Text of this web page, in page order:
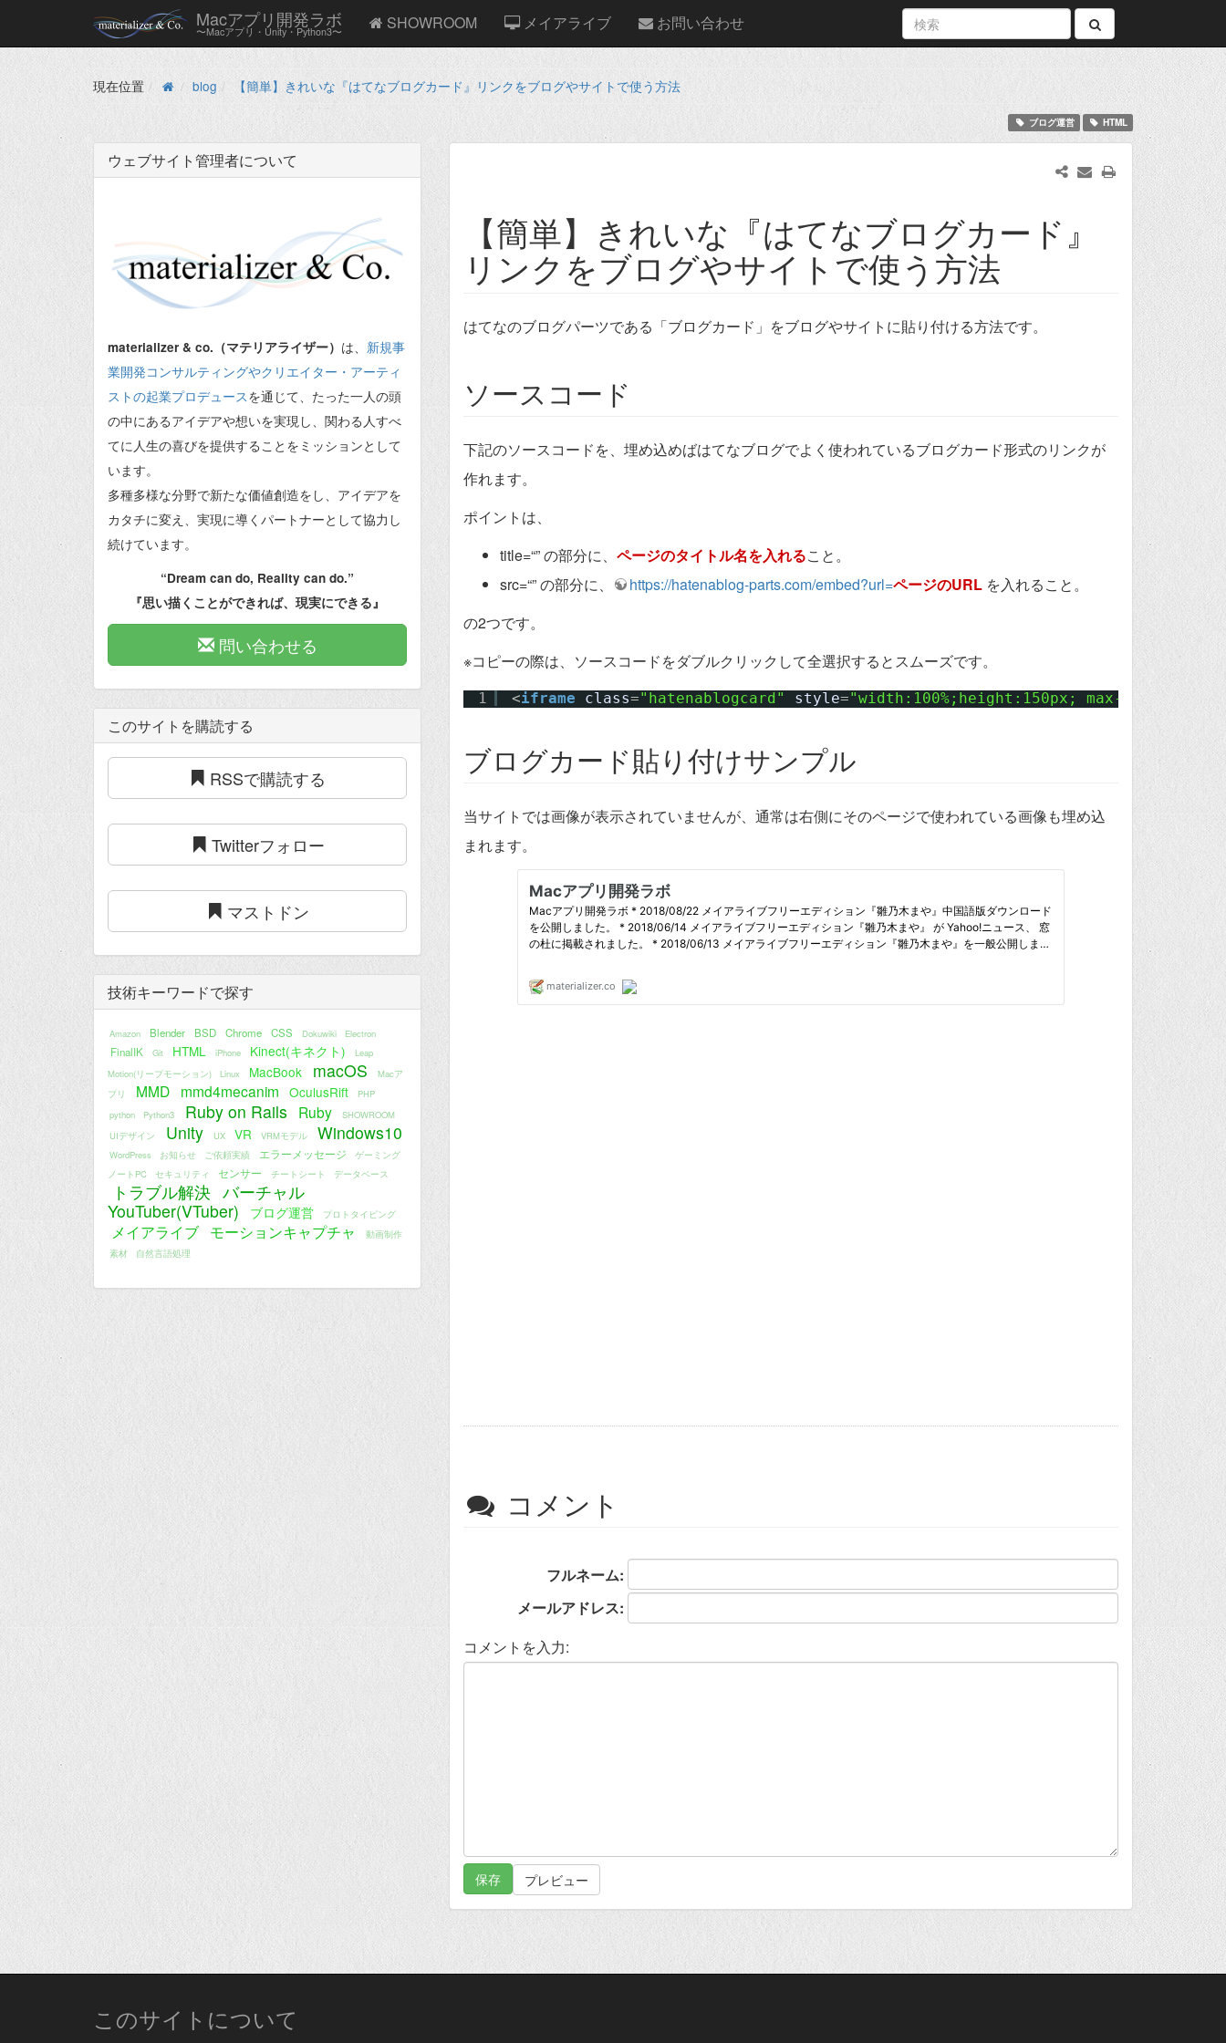
Macアプリ開発ラボ
〜Macアプリ・Unity・Python3〜 SHOWROOM メイアライブ お問い合わせ
現在位置 blog 【簡単】きれいな『はてなブログカード』リンクをブログやサイトで使う方法
ブログ運営 HTML
ウェブサイト管理者について
materializer & co.（マテリアライザー） は、 新規事
業開発コンサルティングやクリエイター・アーティ
ストの起業プロデュースを通じて、たった一人の頭
の中にあるアイデアや想いを実現し、関わる人すべ
てに人生の喜びを提供することをミッションとして
います。
多種多様な分野で新たな価値創造をし、アイデアを
カタチに変え、実現に導くパートナーとして協力し
続けています。
“Dream can do, Reality can do.”
『思い描くことができれば、現実にできる』
問い合わせる
このサイトを購読する
RSSで購読する
Twitterフォロー
マストドン
技術キーワードで探す
Amazon Blender BSD Chrome CSS Dokuwiki Electron
FinalIK Git HTML iPhone Kinect(キネクト)
Leap
Motion(リープモーション)
Linux MacBook macOS
Macア
プリ
MMD mmd4mecanim OculusRift
PHP
python
Python3 Ruby on Rails Ruby
SHOWROOM
UIデザイン
Unity UX VR VRMモデル Windows10
WordPress お知らせ ご依頼実績 エラーメッセージ
ゲーミング
ノートPC
セキュリティ センサー チートシート データベース
トラブル解決 バーチャル
YouTuber(VTuber)
ブログ運営 プロトタイピング
メイアライブ モーションキャプチャ
動画制作
素材
自然言語処理
【簡単】きれいな『はてなブログカード』
リンクをブログやサイトで使う方法
はてなのブログパーツである「ブログカード」をブログやサイトに貼り付ける方法です。
ソースコード
下記のソースコードを、埋め込めばはてなブログでよく使われているブログカード形式のリンクが
作れます。
ポイントは、
title=“” の部分に、 ページのタイトル名を入れること。
src=“” の部分に、
https://hatenablog-parts.com/embed?url=ページのURL を入れること。
の2つです。
※コピーの際は、ソースコードをダブルクリックして全選択するとスムーズです。
1 <iframe class="hatenablogcard" style="width:100%;height:150px; max-
ブログカード貼り付けサンプル
当サイトでは画像が表示されていませんが、通常は右側にそのページで使われている画像も埋め込
まれます。
コメント
フルネーム:
メールアドレス:
コメントを入力:
このサイトについて